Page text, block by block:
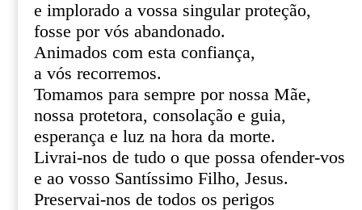
e implorado a vossa singular proteção,
fosse por vós abandonado.
Animados com esta confiança,
a vós recorremos.
Tomamos para sempre por nossa Mãe,
nossa protetora, consolação e guia,
esperança e luz na hora da morte.
Livrai-nos de tudo o que possa ofender-vos
e ao vosso Santíssimo Filho, Jesus.
Preservai-nos de todos os perigos